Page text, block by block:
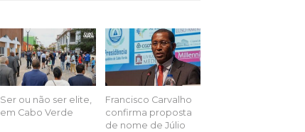
Ser ou não ser elite,
em Cabo Verde
Francisco Carvalho
confirma proposta
de nome de Júlio